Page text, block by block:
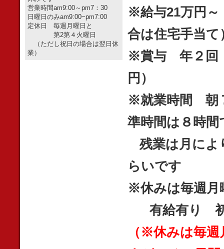
※給与21万円～
合は住宅手当
※賞与 年２
円）
※就業時間 朝
準時間は８時間
残業は月によ
らいです
※休みは毎週
有給有り
（※休みは毎
営業時間am9:00～pm7：30
日曜日のみam9:00~pm7:00
定休日 毎週月曜日と
第2第４火曜日
（ただし祝日の場合は翌日休
業）